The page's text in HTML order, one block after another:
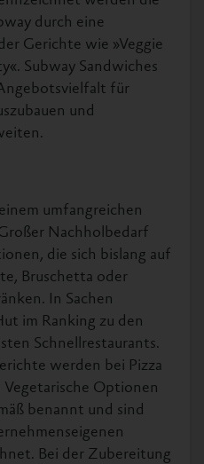
durch eine
Gerichte wie »Veggie
Subway Sandwiches
für
und
umfangreichen
Nachholbedarf
die sich bislang auf
Bruschetta oder
In Sachen
im Ranking zu den
Schnellrestaurants.
werden bei Pizza
Optionen
benannt und sind
Bei der Zubereitung